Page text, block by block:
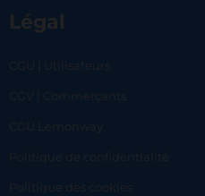
Légal
CGU | Utilisateurs
CGV | Commerçants
CGU Lemonway
Politique de confidentialité
Politique des cookies